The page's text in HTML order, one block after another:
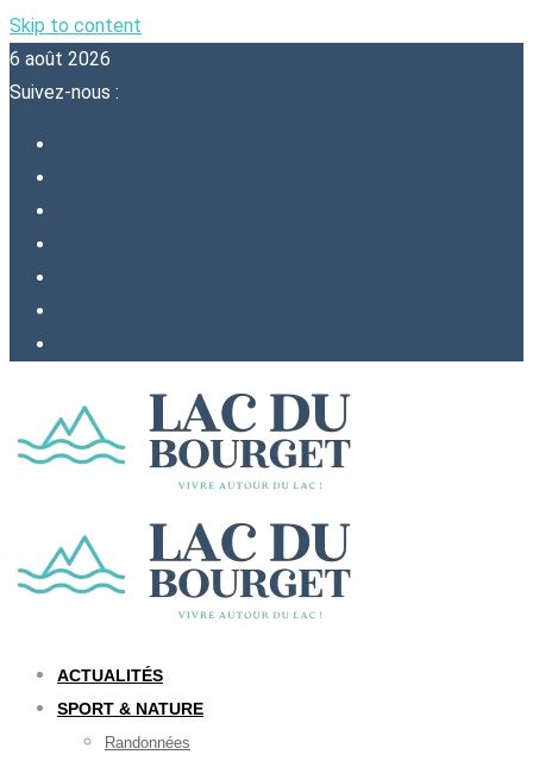
Skip to content
6 août 2026
Suivez-nous :
ACTUALITÉS
SPORT & NATURE
Randonnées